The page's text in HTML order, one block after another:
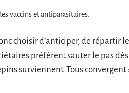
vaccins et antiparasitaires.
choisir d’anticiper, de répartir le
préfèrent sauter le pas dès
surviennent. Tous convergent :